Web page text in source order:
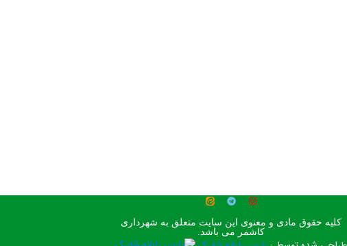
کلیه حقوق مادی و معنوی این سایت متعلق به شهرداری
کاشمر می باشد.